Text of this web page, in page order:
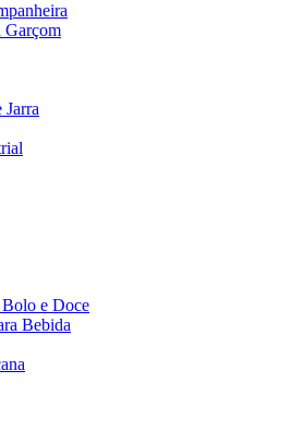
Garçom
Jarra
Bolo e Doce
Bebida